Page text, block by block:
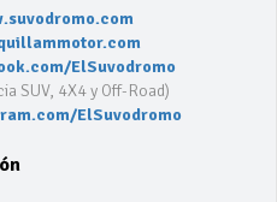
ElSuvodromo
SUV, 4X4 y Off-Road)
ElSuvodromo